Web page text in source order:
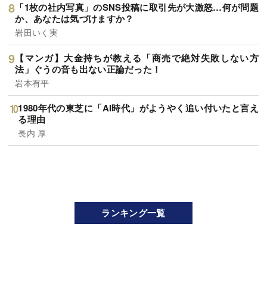
「1枚の社内写真」のSNS投稿に取引先が大激怒…何が問題
か、あなたは気づけますか？
岩田いく実
【マンガ】大金持ちが教える「商売で絶対失敗しない方
法」ぐうの音も出ない正論だった！
岩本有平
1980年代の東芝に「AI時代」がようやく追い付いたと言え
る理由
長内 厚
ランキング一覧